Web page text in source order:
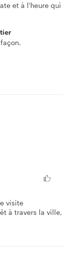
et à l'heure qui
visite
à travers la ville,